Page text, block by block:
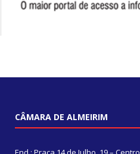
CÂMARA DE ALMEIRIM